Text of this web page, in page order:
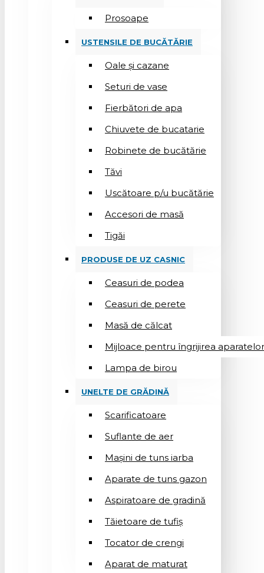
Prosoape
USTENSILE DE BUCĂTĂRIE
Oale și cazane
Seturi de vase
Fierbători de apa
Chiuvete de bucatarie
Robinete de bucătărie
Tăvi
Uscătoare p/u bucătărie
Accesori de masă
Tigăi
PRODUSE DE UZ CASNIC
Ceasuri de podea
Ceasuri de perete
Masă de călcat
Mijloace pentru îngrijirea
Lampa de birou
UNELTE DE GRĂDINĂ
Scarificatoare
Suflantе de aer
Mașini de tuns iarba
Aparate de tuns gazon
Aspiratoare de gradină
Tăietoare de tufiș
Tocator de crengi
Aparat de maturat